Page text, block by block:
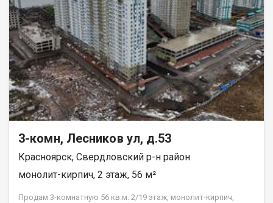
пассажирского транспорта возле ледовой арены. Сеть
пешеходных и велосипедно-роликовых дорожек по всему
району. Бесшумные современные лифты. Наземные
автостоянки на 175 и 297 машино-мест.
3-комн, Лесников ул, д.53
Красноярск, Свердловский р-н район
монолит-кирпич, 2 этаж, 56 м²
Продам 3-комнатную 56 кв.м. 2/19 этаж, монолит-кирпич,